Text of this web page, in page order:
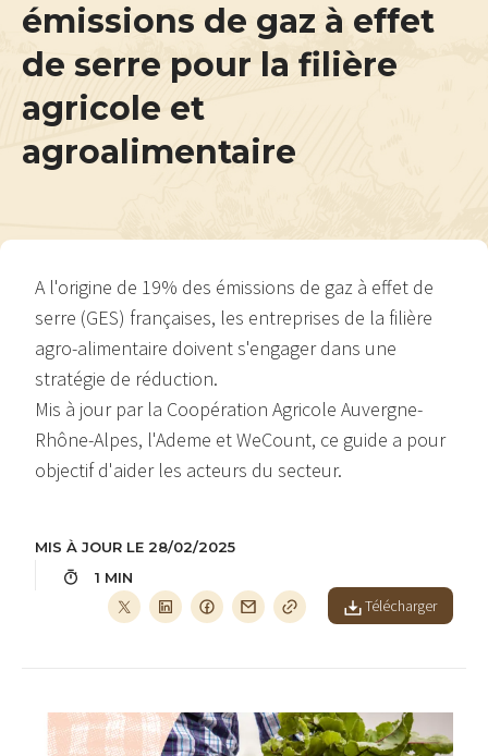
émissions de gaz à effet
de serre pour la filière
agricole et
agroalimentaire
A l'origine de 19% des émissions de gaz à effet de
serre (GES) françaises, les entreprises de la filière
agro-alimentaire doivent s'engager dans une
stratégie de réduction.
Mis à jour par la Coopération Agricole Auvergne-
Rhône-Alpes, l'Ademe et WeCount, ce guide a pour
objectif d'aider les acteurs du secteur.
MIS À JOUR LE 28/02/2025
1 MIN
Télécharger